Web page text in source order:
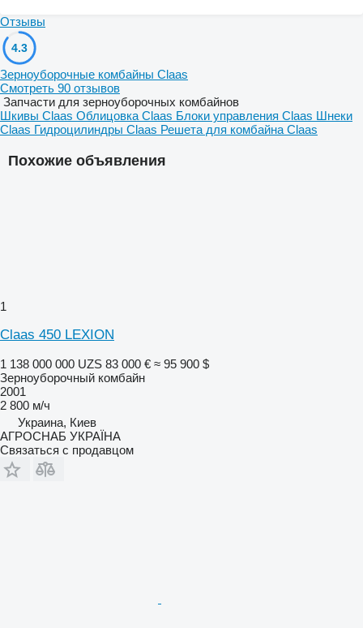
Похожие объявления
1
Claas 450 LEXION
1 138 000 000 UZS 83 000 € ≈ 95 900 $
Зерноуборочный комбайн
2001
2 800 м/ч
Украина, Киев
АГРОСНАБ УКРАЇНА
Связаться с продавцом
Отзывы
4.3
Зерноуборочные комбайны Claas
Смотреть 90 отзывов
Запчасти для зерноуборочных комбайнов
Шкивы Claas Облицовка Claas Блоки управления Claas Шнеки
Claas Гидроцилиндры Claas Решета для комбайна Claas